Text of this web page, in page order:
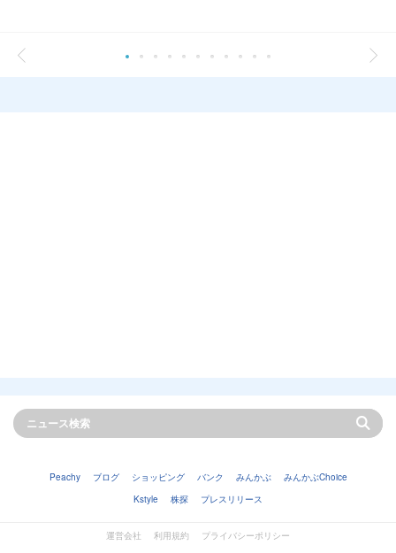
Peachy ブログ ショッピング バンク みんかぶ
みんかぶChoice
Kstyle
株探 プレスリリース
運営会社 利用規約
プライバシーポリシー